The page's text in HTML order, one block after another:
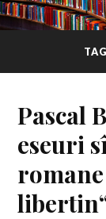
Pascal
eseuri